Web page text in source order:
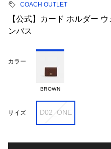
COACH OUTLET
【公式】カード ホルダー
ンバス
カラー
BROWN
サイズ D02_ONE